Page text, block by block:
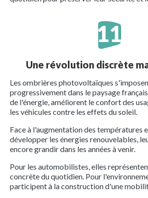
Une révolution discrète
Les ombrières photovoltaïques
progressivement dans le paysage
de l'énergie, améliorent le confort des
les véhicules contre les effets du soleil.
Face à l'augmentation des températures
développer les énergies renouvelables,
encore grandir dans les années à venir.
Pour les automobilistes, elles
concrète du quotidien. Pour
participent à la construction d'une